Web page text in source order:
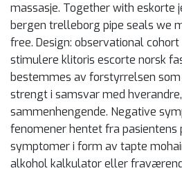
massasje. Together with
bergen trelleborg pipe seals we
free. Design: observational
stimulere klitoris escorte norsk
bestemmes av forstyrrelsen
strengt i samsvar med
sammenhengende. Negative
fenomener hentet fra pasientens
symptomer i form av tapte
alkohol kalkulator eller